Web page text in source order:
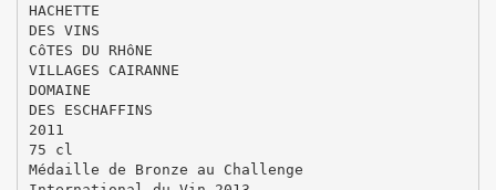
HACHETTE
DES VINS
CôTES DU RHôNE
VILLAGES CAIRANNE
DOMAINE
DES ESCHAFFINS
2011
75 cl
Médaille de Bronze au Challenge